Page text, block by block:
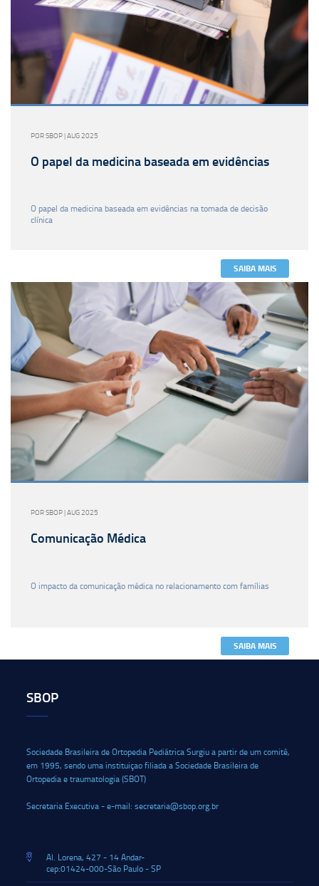
POR SBOP | AUG 2025
O papel da medicina baseada em evidências
O papel da medicina baseada em evidências na tomada de decisão
clínica
SAIBA MAIS
POR SBOP | AUG 2025
Comunicação Médica
O impacto da comunicação médica no relacionamento com famílias
SAIBA MAIS
SBOP
Sociedade Brasileira de Ortopedia Pediátrica Surgiu a partir de um comitê,
em 1995, sendo uma instituiçao filiada a Sociedade Brasileira de
Ortopedia e traumatologia (SBOT)
Secretaria Executiva - e-mail: secretaria@sbop.org.br
Al. Lorena, 427 - 14 Andar-
cep:01424-000-São Paulo - SP